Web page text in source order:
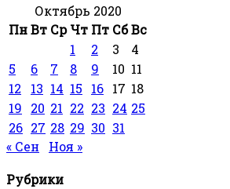
Октябрь 2020
ПнВт Ср Чт Пт СбВс
1
2 3
4
5
6 7 8 9 10 11
12
13 14 15 16 17 18
19
20 21 22 23 24 25
26 27 28 29 30 31
« Сен
Ноя »
Рубрики